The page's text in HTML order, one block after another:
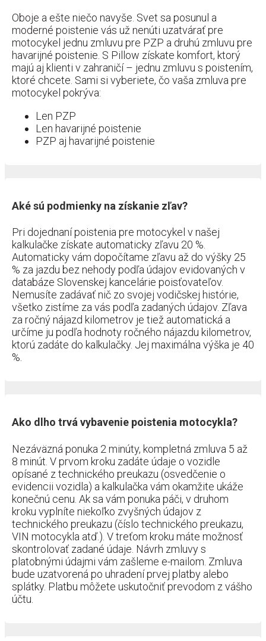
Oboje a ešte niečo navyše. Svet sa posunul a
moderné poistenie vás už nenúti uzatvárať pre
motocykel jednu zmluvu pre PZP a druhú zmluvu pre
havarijné poistenie. S Pillow získate komfort, ktorý
majú aj klienti v zahraničí – jednu zmluvu s poistením,
ktoré chcete. Sami si vyberiete, čo vaša zmluva pre
motocykel pokrýva:
Len PZP
Len havarijné poistenie
PZP aj havarijné poistenie
Aké sú podmienky na získanie zľav?
Pri dojednaní poistenia pre motocykel v našej
kalkulačke získate automaticky zľavu 20 %.
Automaticky vám dopočítame zľavu až do výšky 25
% za jazdu bez nehody podľa údajov evidovaných v
databáze Slovenskej kancelárie poisťovateľov.
Nemusíte zadávať nič zo svojej vodičskej histórie,
všetko zistíme za vás podľa zadaných údajov. Zľava
za ročný nájazd kilometrov je tiež automatická a
určíme ju podľa hodnoty ročného nájazdu kilometrov,
ktorú zadáte do kalkulačky. Jej maximálna výška je 40
%.
Ako dlho trvá vybavenie poistenia motocykla?
Nezáväzná ponuka 2 minúty, kompletná zmluva 5 až
8 minút. V prvom kroku zadáte údaje o vozidle
opísané z technického preukazu (osvedčenie o
evidencii vozidla) a kalkulačka vám okamžite ukáže
konečnú cenu. Ak sa vám ponuka páči, v druhom
kroku vyplníte niekoľko zvyšných údajov z
technického preukazu (číslo technického preukazu,
VIN motocykla atď.). V treťom kroku máte možnosť
skontrolovať zadané údaje. Návrh zmluvy s
platobnými údajmi vám zašleme e-mailom. Zmluva
bude uzatvorená po uhradení prvej platby alebo
splátky. Platbu môžete uskutočniť prevodom z vášho
účtu.